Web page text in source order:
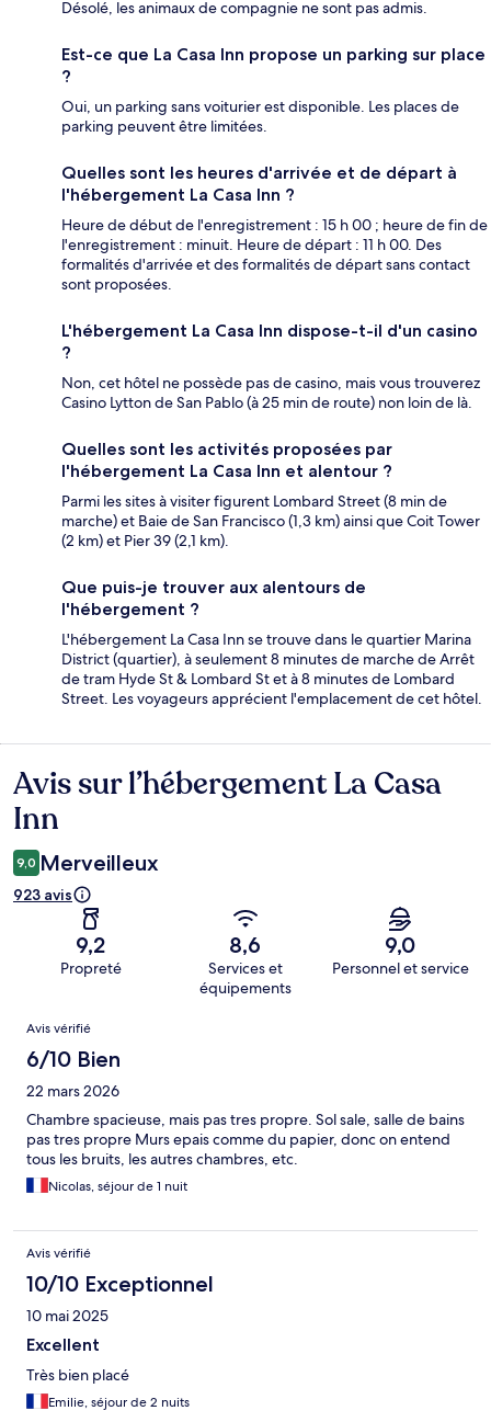
Désolé, les animaux de compagnie ne sont pas admis.
Est-ce que La Casa Inn propose un parking sur place
?
Oui, un parking sans voiturier est disponible. Les places de
parking peuvent être limitées.
Quelles sont les heures d'arrivée et de départ à
l'hébergement La Casa Inn ?
Heure de début de l'enregistrement : 15 h 00 ; heure de fin de
l'enregistrement : minuit. Heure de départ : 11 h 00. Des
formalités d'arrivée et des formalités de départ sans contact
sont proposées.
L'hébergement La Casa Inn dispose-t-il d'un casino
?
Non, cet hôtel ne possède pas de casino, mais vous trouverez
Casino Lytton de San Pablo (à 25 min de route) non loin de là.
Quelles sont les activités proposées par
l'hébergement La Casa Inn et alentour ?
Parmi les sites à visiter figurent Lombard Street (8 min de
marche) et Baie de San Francisco (1,3 km) ainsi que Coit Tower
(2 km) et Pier 39 (2,1 km).
Que puis-je trouver aux alentours de
l'hébergement ?
L'hébergement La Casa Inn se trouve dans le quartier Marina
District (quartier), à seulement 8 minutes de marche de Arrêt
de tram Hyde St & Lombard St et à 8 minutes de Lombard
Street. Les voyageurs apprécient l'emplacement de cet hôtel.
Avis
Avis sur l’hébergement La Casa
Inn
9,0 Merveilleux
923 avis
9,2
Propreté
8,6
Services et
équipements
9,0
Personnel et service
Avis
Avis vérifié
6/10 Bien
22 mars 2026
Chambre spacieuse, mais pas tres propre. Sol sale, salle de bains
pas tres propre Murs epais comme du papier, donc on entend
tous les bruits, les autres chambres, etc.
Nicolas, séjour de 1 nuit
Avis vérifié
10/10 Exceptionnel
10 mai 2025
Excellent
Très bien placé
Emilie, séjour de 2 nuits